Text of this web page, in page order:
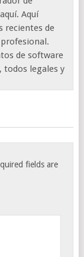
Aquí
recientes de
de software
todos legales y
fields are